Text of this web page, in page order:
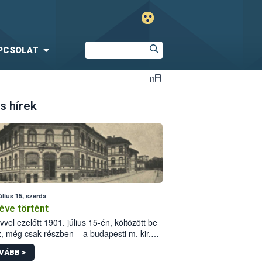
hírek
15, szerda
történt
ezelőtt 1901. július 15-én, költözött be
még csak részben – a budapesti m. kir.
állomás a Kis Rókus utca
alatti, Czigler Győző által tervezett új
>